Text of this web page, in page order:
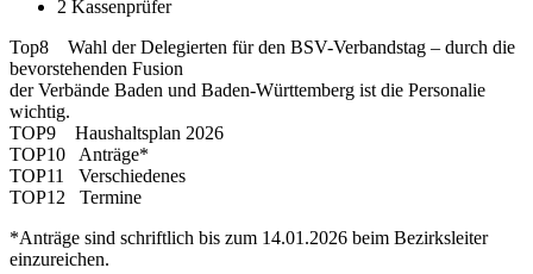
2 Kassenprüfer
Top8 Wahl der Delegierten für den BSV-Verbandstag – durch die
bevorstehenden Fusion
der Verbände Baden und Baden-Württemberg ist die Personalie
wichtig.
TOP9 Haushaltsplan 2026
TOP10 Anträge*
TOP11 Verschiedenes
TOP12 Termine
*Anträge sind schriftlich bis zum 14.01.2026 beim Bezirksleiter
einzureichen.